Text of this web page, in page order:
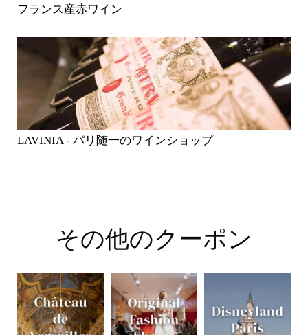
フランス産赤ワイン
LAVINIA - パリ随一のワインショップ
その他のクーポン